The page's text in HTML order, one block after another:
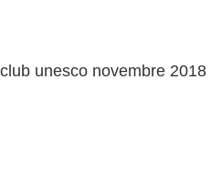
club unesco novembre 2018